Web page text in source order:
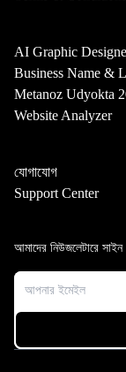
AI Graphic
Business Name &
Metanoz Udyokta
Website Analyzer
যোগাযোগ
Support Center
আমাদের নিউজলেটারে